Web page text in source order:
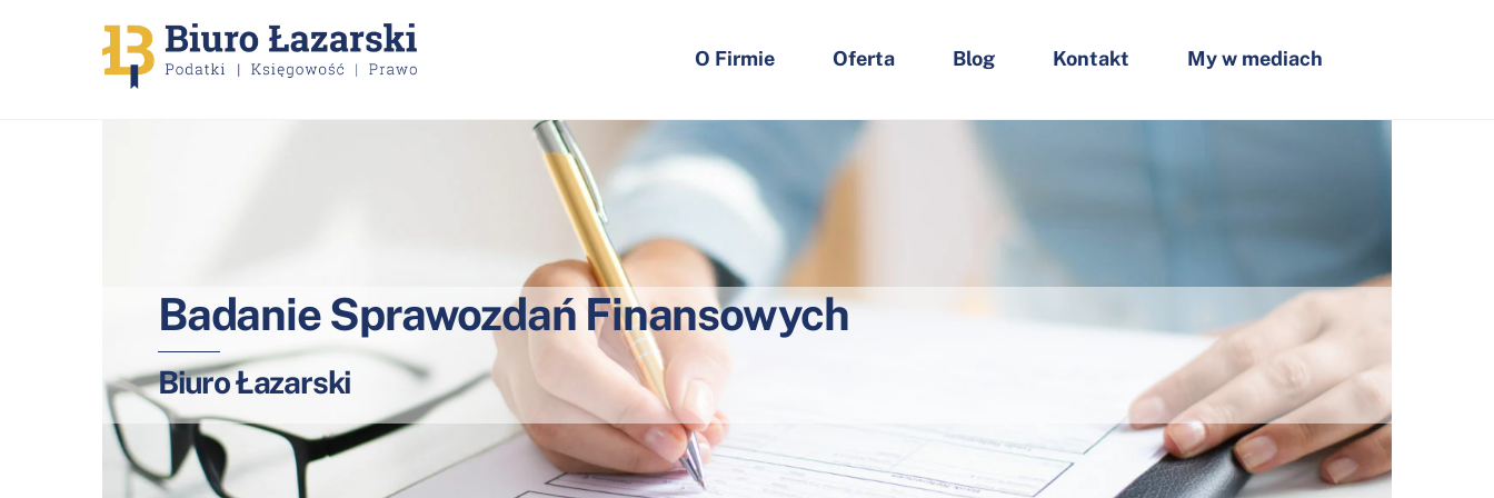
O Firmie Oferta Blog Kontakt My w mediach
Badanie Sprawozdań Finansowych
Biuro Łazarski